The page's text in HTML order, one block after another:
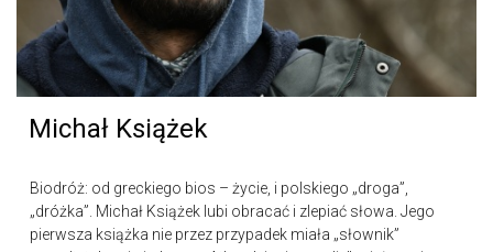
Michał Książek
Biodróż: od greckiego bios – życie, i polskiego „droga”,
„dróżka”. Michał Książek lubi obracać i zlepiać słowa. Jego
pierwsza książka nie przez przypadek miała „słownik”